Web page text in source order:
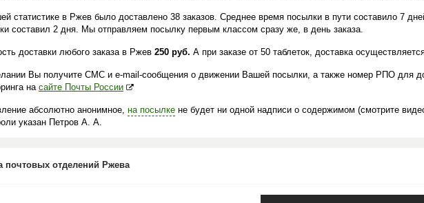
статистике в Ржев было доставлено 38 заказов. Среднее время посылки в пути составило 7
составил 2 дня. Мы отправляем посылку первым классом сразу же, в день заказа.
доставки любого заказа в Ржев 250 руб. А при заказе от 50 таблеток, доставка
Вы получите СМС и e-mail-сообщения о движении Вашей посылки, а также номер РПО для
на сайте Почты России
абсолютно анонимное, на посылке не будет ни одной надписи о содержимом (смотрите
указан Петров А. А.
почтовых отделений Ржева